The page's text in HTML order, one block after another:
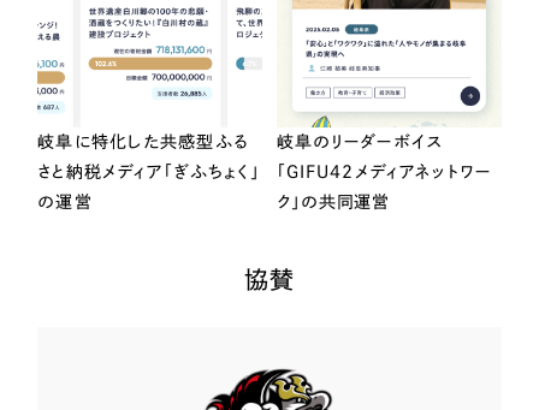
岐阜に特化した共感型ふる
さと納税メディア「ぎふちょく」
の運営
岐阜のリーダーボイス
「GIFU42メディアネットワー
ク」の共同運営
協賛